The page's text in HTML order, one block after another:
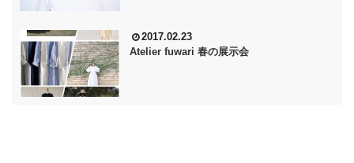
2017.02.23
Atelier fuwari 春の展示会